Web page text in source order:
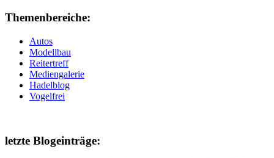
Themenbereiche:
Autos
Modellbau
Reitertreff
Mediengalerie
Hadelblog
Vogelfrei
letzte Blogeinträge: